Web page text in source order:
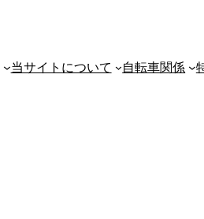
当サイトについて 自転車関係